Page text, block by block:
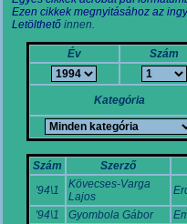
Ezen cikkek megnyitásához az
Letölthető innen.
Év Szám
Kategória
Szám
Szerző
'94\1
Kövecses-Varga
Lajos
'94\1
Gyombola Gábor